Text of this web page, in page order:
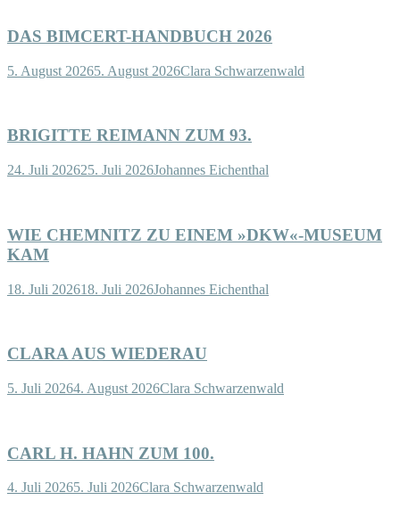
DAS BIMCERT-HANDBUCH 2026
5. August 20265. August 2026Clara Schwarzenwald
BRIGITTE REIMANN ZUM 93.
24. Juli 202625. Juli 2026Johannes Eichenthal
WIE CHEMNITZ ZU EINEM »DKW«-MUSEUM
KAM
18. Juli 202618. Juli 2026Johannes Eichenthal
CLARA AUS WIEDERAU
5. Juli 20264. August 2026Clara Schwarzenwald
CARL H. HAHN ZUM 100.
4. Juli 20265. Juli 2026Clara Schwarzenwald